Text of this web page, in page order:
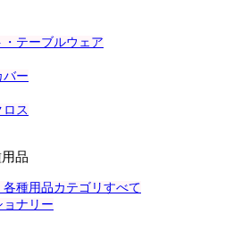
テーブルウェア
バー
ス
品
種用品カテゴリすべて
ナリー